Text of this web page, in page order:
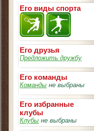
Его виды спорта
Его друзья
Предложить дружбу
Его команды
Команды не выбраны
Его избранные
клубы
Клубы не выбраны